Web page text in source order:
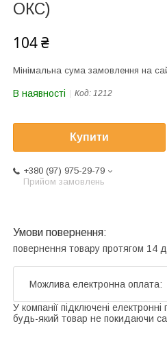
ОКС)
104 ₴
Мінімальна сума замовлення на
В наявності Код: 1212
Купити
+380 (97) 975-29-79
Прийом замовлень
повернення товару протягом 14
У компанії підключені
будь-який товар не покидаючи